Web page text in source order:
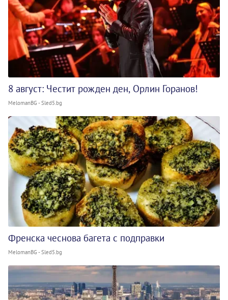
8 август: Честит рожден ден, Орлин Горанов!
MelomanBG - Sled5.bg
Френска чеснова багета с подправки
MelomanBG - Sled5.bg